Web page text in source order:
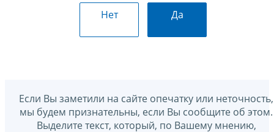
Нет Да
Если Вы заметили на сайте опечатку или неточность,
мы будем признательны, если Вы сообщите об этом.
Выделите текст, который, по Вашему мнению,